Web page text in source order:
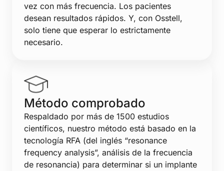
vez con más frecuencia. Los pacientes
desean resultados rápidos. Y, con Osstell,
solo tiene que esperar lo estrictamente
necesario.
Método comprobado
Respaldado por más de 1500 estudios
científicos, nuestro método está basado en la
tecnología RFA (del inglés “resonance
frequency analysis”, análisis de la frecuencia
de resonancia) para determinar si un implante